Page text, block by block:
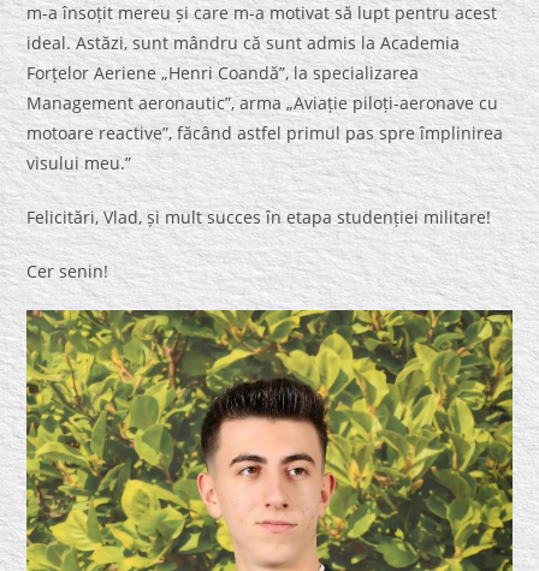
m-a însoțit mereu și care m-a motivat să lupt pentru acest
ideal. Astăzi, sunt mândru că sunt admis la Academia
Forțelor Aeriene „Henri Coandă”, la specializarea
Management aeronautic”, arma „Aviație piloți-aeronave cu
motoare reactive”, făcând astfel primul pas spre împlinirea
visului meu.”
Felicitări, Vlad, și mult succes în etapa studenției militare!
Cer senin!